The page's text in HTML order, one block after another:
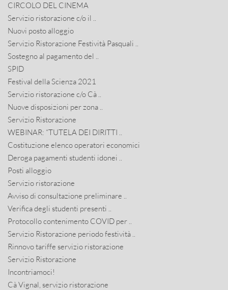
CIRCOLO DEL CINEMA
Servizio ristorazione c/o il ..
Nuovi posto alloggio
Servizio Ristorazione Festività Pasquali ..
Sostegno al pagamento del ..
SPID
Festival della Scienza 2021
Servizio ristorazione c/o Cà ..
Nuove disposizioni per zona ..
Servizio Ristorazione
WEBINAR: “TUTELA DEI DIRITTI ..
Costituzione elenco operatori economici
Deroga pagamenti studenti idonei ..
Posti alloggio
Servizio ristorazione
Avviso di consultazione preliminare ..
Verifica degli studenti presenti ..
Protocollo contenimento COVID per ..
Servizio Ristorazione periodo festività ..
Rinnovo tariffe servizio ristorazione
Servizio Ristorazione
Incontriamoci!
Cà Vignal, servizio ristorazione